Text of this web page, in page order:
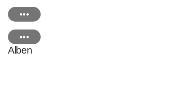
Alben